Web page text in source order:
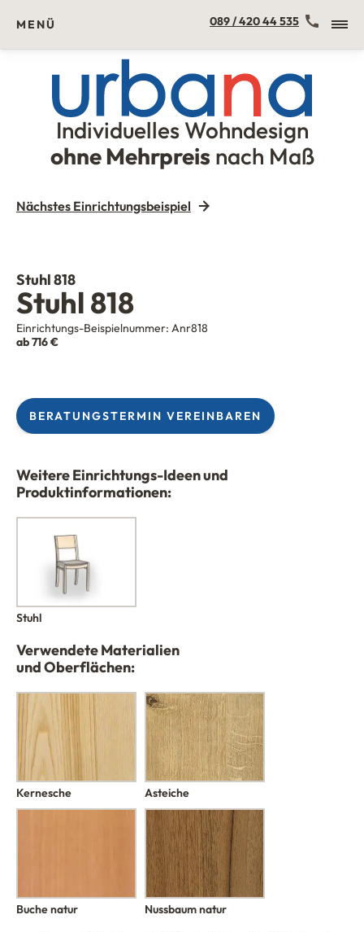
Urbana Möbel
Individuelles Wohndesign
ohne Mehrpreis nach Maß
MENÜ
Kontakt 089 / 420 44 535
Nächstes Einrichtungsbeispiel
Stuhl 818
Stuhl 818
Einrichtungs-Beispielnummer: Anr818
ab 716 €
BERATUNGSTERMIN VEREINBAREN
Weitere Einrichtungs-Ideen und
Produktinformationen:
Stuhl
Verwendete Materialien
und Oberflächen:
Kernesche Asteiche
Buche natur Nussbaum natur